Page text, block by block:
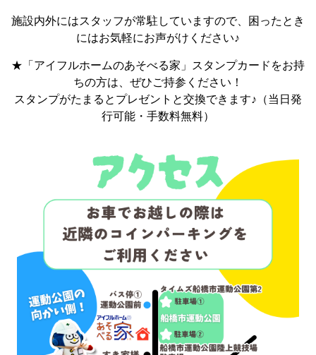
施設内外にはスタッフが常駐していますので、困ったとき
にはお気軽にお声がけください♪
★「アイフルホームのあそべる家」スタンプカードをお持
ちの方は、ぜひご持参ください！
スタンプがたまるとプレゼントと交換できます♪（当日発
行可能・手数料無料）